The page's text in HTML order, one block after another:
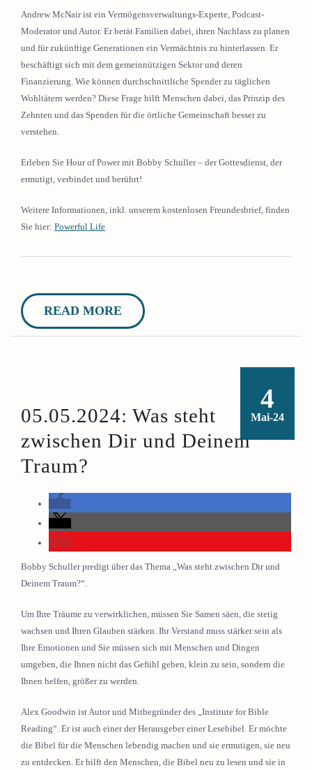
Andrew McNair ist ein Vermögensverwaltungs-Experte, Podcast-
Moderator und Autor. Er berät Familien dabei, ihren Nachlass zu planen
und für zukünftige Generationen ein Vermächtnis zu hinterlassen. Er
beschäftigt sich mit dem gemeinnützigen Sektor und deren
Finanzierung. Wie können durchschnittliche Spender zu täglichen
Wohltätern werden? Diese Frage hilft Menschen dabei, das Prinzip des
Zehnten und das Spenden für die örtliche Gemeinschaft besser zu
verstehen.
Erleben Sie Hour of Power mit Bobby Schuller – der Gottesdienst, der
ermutigt, verbindet und berührt!
Weitere Informationen, inkl. unserem kostenlosen Freundesbrief, finden
Sie hier: Powerful Life
READ MORE
4
Mai-24
05.05.2024: Was steht
zwischen Dir und Deinem
Traum?
Bobby Schuller predigt über das Thema „Was steht zwischen Dir und
Deinem Traum?“.
Um Ihre Träume zu verwirklichen, müssen Sie Samen säen, die stetig
wachsen und Ihren Glauben stärken. Ihr Verstand muss stärker sein als
Ihre Emotionen und Sie müssen sich mit Menschen und Dingen
umgeben, die Ihnen nicht das Gefühl geben, klein zu sein, sondern die
Ihnen helfen, größer zu werden.
Alex Goodwin ist Autor und Mitbegründer des „Institute for Bible
Reading“. Er ist auch einer der Herausgeber einer Lesebibel. Er möchte
die Bibel für die Menschen lebendig machen und sie ermutigen, sie neu
zu entdecken. Er hilft den Menschen, die Bibel neu zu lesen und sie in